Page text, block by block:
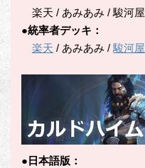
楽天 / あみあみ / 駿河屋
●統率者デッキ：
楽天 / あみあみ /駿河屋
●日本語版：